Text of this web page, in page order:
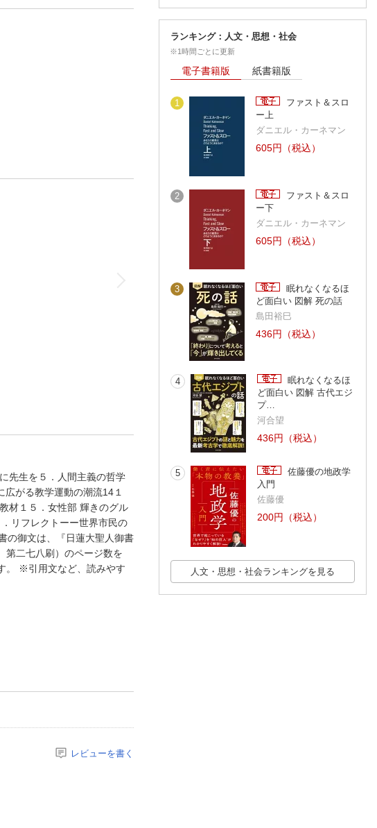
先生を５．人間主義の哲学
がる教学運動の潮流14１
材１５．女性部 輝きのグル
リフレクトーー世界市民の
の御文は、『日蓮大聖人御書
第二七八刷）のページ数を
。 ※引用文など、読みやす
レビューを書く
ランキング：人文・思想・社会
※1時間ごとに更新
電子書籍版 紙書籍版
1
ファスト＆スロ
ー上
ダニエル・カーネマン
605円（税込）
2
ファスト＆スロ
ー下
ダニエル・カーネマン
605円（税込）
3
眠れなくなるほ
ど面白い 図解 死の話
島田裕巳
436円（税込）
4
眠れなくなるほ
ど面白い 図解 古代エジ
プ…
河合望
436円（税込）
5
佐藤優の地政学
入門
佐藤優
200円（税込）
人文・思想・社会ランキングを見る